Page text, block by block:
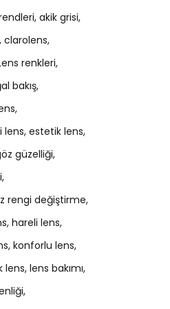
akik grisi
clarolens
renkleri
bakış
lens estetik lens
güzelliği
rengi değiştirme
hareli lens
konforlu lens
lens lens bakımı